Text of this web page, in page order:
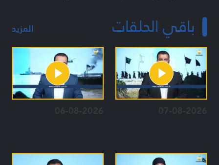
باقي الحلقات المزيد
07-08-2026
06-08-2026